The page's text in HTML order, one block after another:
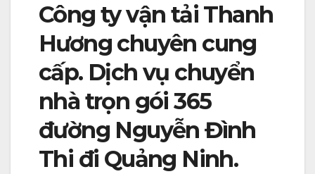
Công ty vận tải Thanh
Hương chuyên cung
cấp. Dịch vụ chuyển
nhà trọn gói 365
đường Nguyễn Đình
Thi đi Quảng Ninh.